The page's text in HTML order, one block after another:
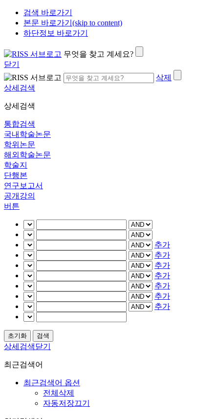
검색 바로가기
본문 바로가기(skip to content)
하단정보 바로가기
무엇을 찾고 계세요?
닫기
삭제
상세검색
상세검색
통합검색
국내학술논문
학위논문
해외학술논문
학술지
단행본
연구보고서
공개강의
버튼
추가
추가
추가
추가
추가
추가
추가
상세검색닫기
최근검색어
최근검색어 옵션
전체삭제
자동저장끄기